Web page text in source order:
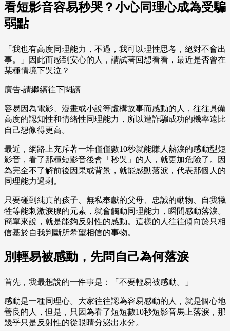
看短影音容易秒哭？小心同理心成為受騙
弱點
「我也有高度同理能力，不過，我可以理性思考，絕對不會出
事。」因此而感到安心的人，請試著回想看看，最近是否曾在
某種情境下哭泣？
廣告-請繼續往下閱讀
容易因為電影、漫畫或小說等虛構故事而感動的人，往往具備
高度的認知性和情緒性同理能力，所以遭詐騙成功的機率遠比
自己想像得更高。
最近，網路上充斥著一堆僅僅數10秒就能賺人熱淚的感動型短
影音，看了那種短影音後會「秒哭」的人，就更加危險了。因
為完全不了解前後因果或背景，就能感動落淚，代表那個人的
同理能力過剩。
只要碰到純真的孩子、無私奉獻的父母、忠誠的動物、自我犧
牲等能刺激淚腺的元素，就會觸動同理能力，瞬間感動落淚。
簡單來說，就是能夠反射性的感動。這樣的人往往傾向於只相
信基於自我判斷所希望相信的事物。
別輕易被感動，先問自己為何落淚
首先，我最想說的一件事是：「不要輕易被感動。」
感動是一種同理心。大家往往認為容易感動的人，就是個心地
善良的人，但是，只因為看了短短數10秒短影音馬上落淚，那
幾乎只是反射性的從眼睛分泌出水分。